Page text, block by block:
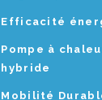
Efficacité
Pompe à
hybride
Mobilité